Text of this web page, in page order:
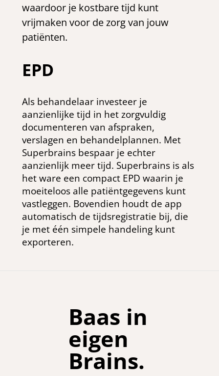
waardoor je kostbare tijd kunt
vrijmaken voor de zorg van jouw
patiënten.
EPD
Als behandelaar investeer je
aanzienlijke tijd in het zorgvuldig
documenteren van afspraken,
verslagen en behandelplannen. Met
Superbrains bespaar je echter
aanzienlijk meer tijd. Superbrains is als
het ware een compact EPD waarin je
moeiteloos alle patiëntgegevens kunt
vastleggen. Bovendien houdt de app
automatisch de tijdsregistratie bij, die
je met één simpele handeling kunt
exporteren.
Baas in
eigen
Brains.